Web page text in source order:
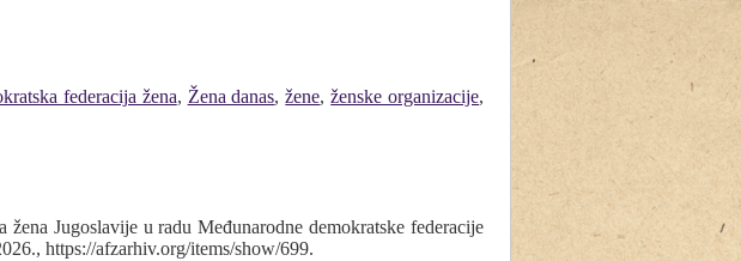
federacija žena, Žena danas,žene,ženske organizacije,
Jugoslavije u radu Međunarodne demokratske federacije
https://afzarhiv.org/items/show/699.